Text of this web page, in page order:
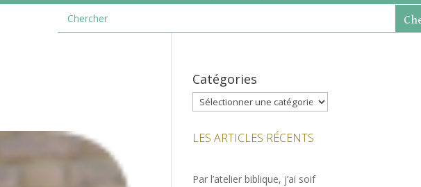
Catégories
Catégories
LES ARTICLES RÉCENTS
Par l’atelier biblique, j’ai soif